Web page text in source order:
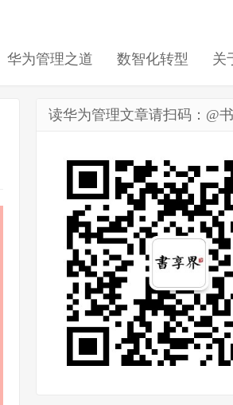
华为管理之道 数智化转型 关
读华为管理文章请扫码：@